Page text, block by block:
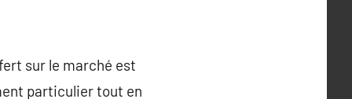
sur le marché est
particulier tout en